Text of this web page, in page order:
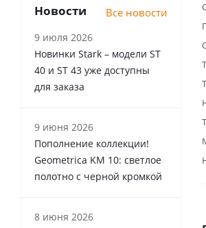
Новости Все новости
9 июля 2026
Новинки Stark – модели ST
40 и ST 43 уже доступны
для заказа
9 июня 2026
Пополнение коллекции!
Geometrica KM 10: светлое
полотно с черной кромкой
8 июня 2026